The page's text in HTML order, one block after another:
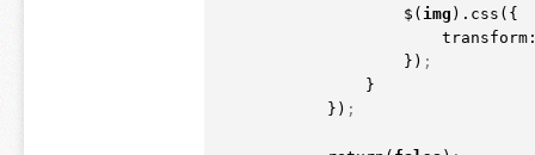
                    $
( img ) .css ( {
                    })
;
            })
;